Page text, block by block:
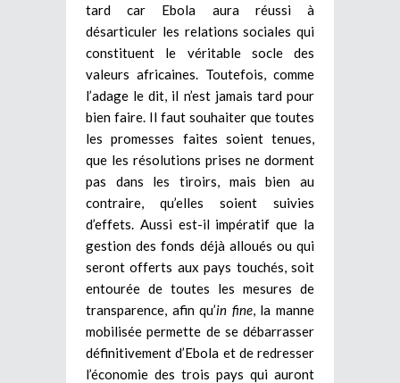
tard car Ebola aura réussi à
désarticuler les relations sociales qui
constituent le véritable socle des
valeurs africaines. Toutefois, comme
l’adage le dit, il n’est jamais tard pour
bien faire. Il faut souhaiter que toutes
les promesses faites soient tenues,
que les résolutions prises ne dorment
pas dans les tiroirs, mais bien au
contraire, qu’elles soient suivies
d’effets. Aussi est-il impératif que la
gestion des fonds déjà alloués ou qui
seront offerts aux pays touchés, soit
entourée de toutes les mesures de
transparence, afin qu’in fine, la manne
mobilisée permette de se débarrasser
définitivement d’Ebola et de redresser
l’économie des trois pays qui auront